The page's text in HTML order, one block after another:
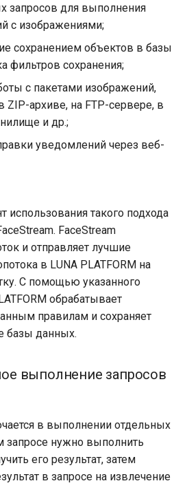
запросов для выполнения
с изображениями;
сохранением объектов в базы
фильтров сохранения;
с пакетами изображений,
архиве, на FTP-сервере, в
и др.;
уведомлений через веб-
использования такого подхода
FaceStream
и отправляет лучшие
в LUNA PLATFORM на
С помощью указанного
обрабатывает
правилам и сохраняет
базы данных.
выполнение запросов
в выполнении отдельных
запросе нужно выполнить
его результат, затем
в запросе на извлечение